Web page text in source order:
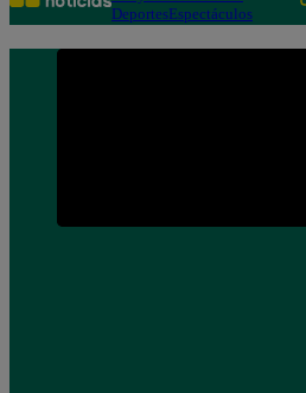
DeportesEspectáculos